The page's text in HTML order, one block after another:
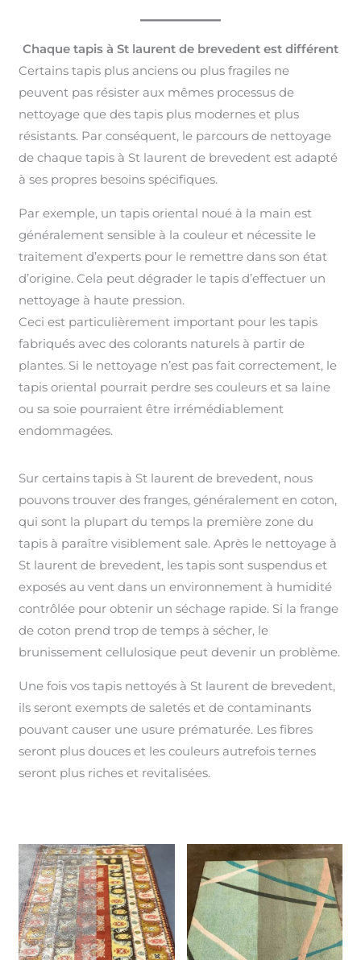
Chaque tapis à St laurent de brevedent est différent
Certains tapis plus anciens ou plus fragiles ne
peuvent pas résister aux mêmes processus de
nettoyage que des tapis plus modernes et plus
résistants. Par conséquent, le parcours de nettoyage
de chaque tapis à St laurent de brevedent est adapté
à ses propres besoins spécifiques.
Par exemple, un tapis oriental noué à la main est
généralement sensible à la couleur et nécessite le
traitement d’experts pour le remettre dans son état
d’origine. Cela peut dégrader le tapis d’effectuer un
nettoyage à haute pression.
Ceci est particulièrement important pour les tapis
fabriqués avec des colorants naturels à partir de
plantes. Si le nettoyage n’est pas fait correctement, le
tapis oriental pourrait perdre ses couleurs et sa laine
ou sa soie pourraient être irrémédiablement
endommagées.
Sur certains tapis à St laurent de brevedent, nous
pouvons trouver des franges, généralement en coton,
qui sont la plupart du temps la première zone du
tapis à paraître visiblement sale. Après le nettoyage à
St laurent de brevedent, les tapis sont suspendus et
exposés au vent dans un environnement à humidité
contrôlée pour obtenir un séchage rapide. Si la frange
de coton prend trop de temps à sécher, le
brunissement cellulosique peut devenir un problème.
Une fois vos tapis nettoyés à St laurent de brevedent,
ils seront exempts de saletés et de contaminants
pouvant causer une usure prématurée. Les fibres
seront plus douces et les couleurs autrefois ternes
seront plus riches et revitalisées.